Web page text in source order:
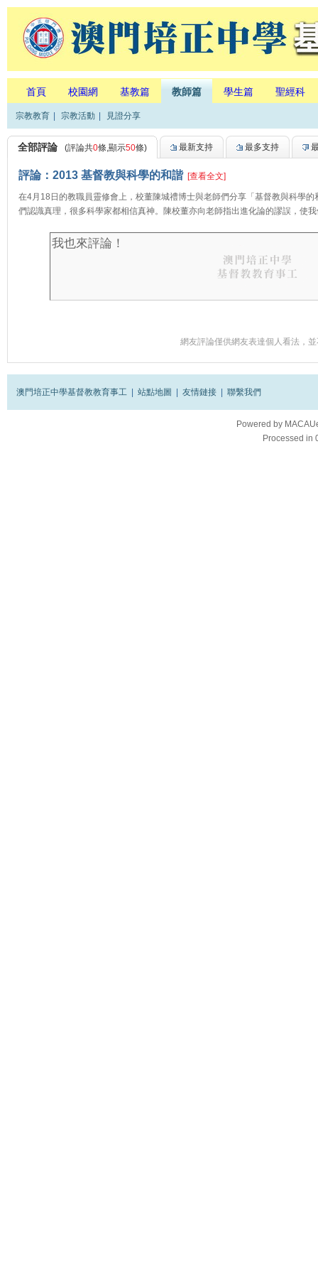
首頁 校園網 基教篇 教師篇 學生篇 聖經科
宗教教育 宗教活動 見證分享
全部評論 (評論共0條,顯示50條) 最新支持 最多支持
評論：2013 基督教與科學的和諧 [查看全文]
在4月18日的教職員靈修會上，校董陳城禮博士與老師們分享「基督教與科學
們認識真理，很多科學家都相信真神。陳校董亦向老師指出進化論的謬誤，使
網友評論僅供網友表達個人看法，
澳門培正中學基督教教育事工 站點地圖 友情鏈接 聯繫我們
Powered by
Processed in